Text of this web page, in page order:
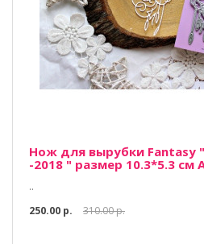
Нож для вырубки Fantasy
-2018 " размер 10.3*5.3 см
..
250.00 р.
310.00 р.